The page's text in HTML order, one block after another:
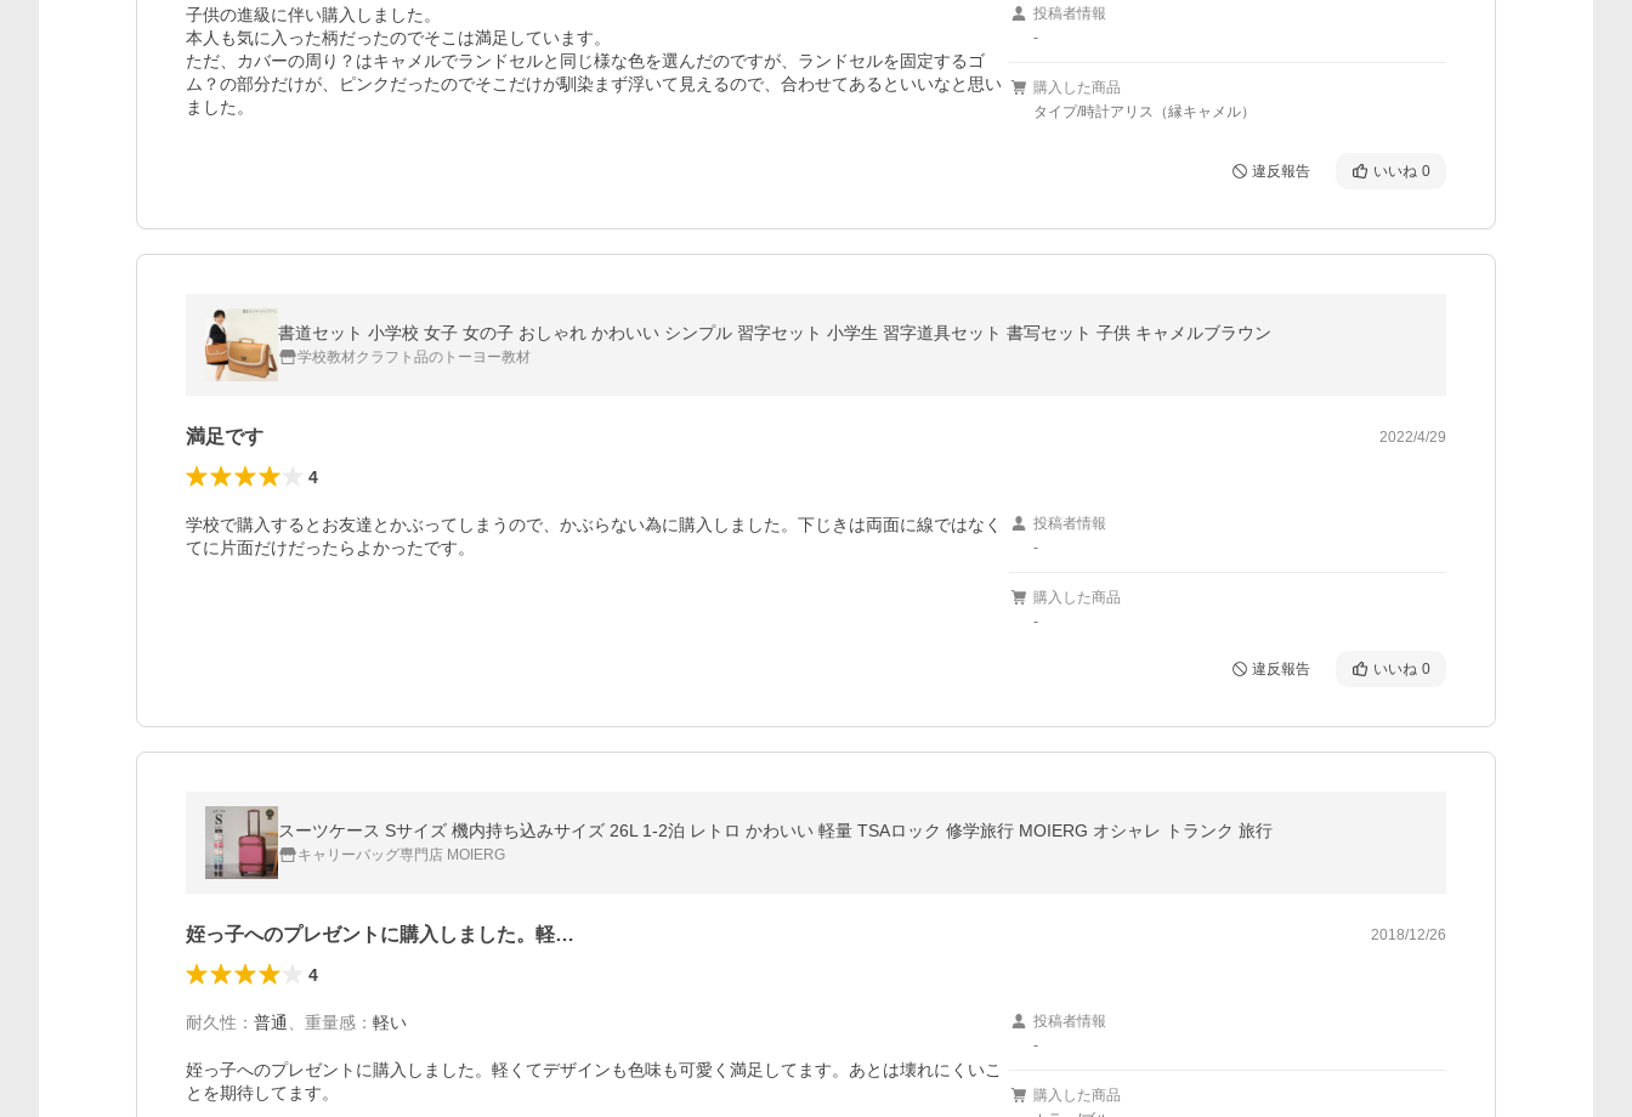
子供の進級に伴い購入しました。
本人も気に入った柄だったのでそこは満足しています。
ただ、カバーの周り？はキャメルでランドセルと同じ様な色を選んだのですが、ランドセルを固定するゴ
ム？の部分だけが、ピンクだったのでそこだけが馴染まず浮いて見えるので、合わせてあるといいなと思い
ました。
投稿者情報
-
購入した商品
タイプ/時計アリス（縁キャメル）
違反報告 いいね 0
書道セット 小学校 女子 女の子 おしゃれ かわいい シンプル 習字セット 小学生 習字道具セット 書写セット 子供 キャメルブラウン
学校教材クラフト品のトーヨー教材
満足です 2022/4/29
4
学校で購入するとお友達とかぶってしまうので、かぶらない為に購入しました。下じきは両面に線ではなく
てに片面だけだったらよかったです。
投稿者情報
-
購入した商品
-
違反報告 いいね 0
スーツケース Sサイズ 機内持ち込みサイズ 26L 1-2泊 レトロ かわいい 軽量 TSAロック 修学旅行 MOIERG オシャレ トランク 旅行
キャリーバッグ専門店 MOIERG
姪っ子へのプレゼントに購入しました。軽… 2018/12/26
4
耐久性 ： 普通 重量感 ： 軽い
姪っ子へのプレゼントに購入しました。軽くてデザインも色味も可愛く満足してます。あとは壊れにくいこ
とを期待してます。
投稿者情報
-
購入した商品